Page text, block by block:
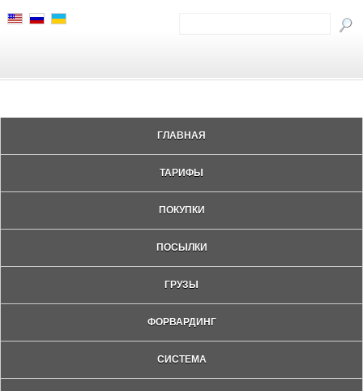
ГЛАВНАЯ
ТАРИФЫ
ПОКУПКИ
ПОСЫЛКИ
ГРУЗЫ
ФОРВАРДИНГ
СИСТЕМА